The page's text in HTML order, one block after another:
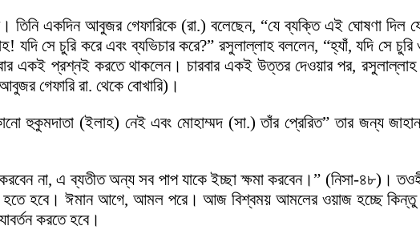
একদিন আবুজর গেফারিকে (রা.) বলেছেন, “যে ব্যক্তি এই ঘোষণা দিল
সে চুরি করে এবং ব্যভিচার করে?” রসুলাল্লাহ বললেন, “হ্যাঁ, যদি সে
একই প্রশ্নই করতে থাকলেন। চারবার একই উত্তর দেওয়ার পর, রসুলাল্লাহ
গেফারি রা. থেকে বোখারি)।
হুকুমদাতা (ইলাহ) নেই এবং মোহাম্মদ (সা.) তাঁর প্রেরিত” তার জন্য
না, এ ব্যতীত অন্য সব পাপ যাকে ইচ্ছা ক্ষমা করবেন।” (নিসা-৪৮)।
হতে হবে। ঈমান আগে, আমল পরে। আজ বিশ্বময় আমলের ওয়াজ হচ্ছে
করতে হবে।